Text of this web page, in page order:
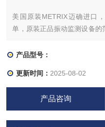
美国原装METRIX迈确进口
单，原装正品振动监测设备
他使用带有移动装置的旋转和
现场进行配置以满足您的需求
产品型号：
更新时间： 2025-08-02
产品咨询